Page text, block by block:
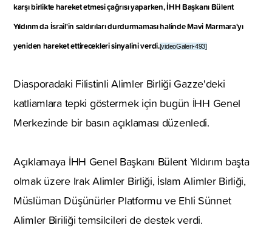
karşı birlikte hareket etmesi çağrısı yaparken, İHH Başkanı Bülent
Yıldırım da İsrail'in saldırıları durdurmaması halinde Mavi Marmara'yı
yeniden hareket ettirecekleri sinyalini verdi.[videoGaleri-493]
Diasporadaki Filistinli Alimler Birliği Gazze'deki
katliamlara tepki göstermek için bugün İHH Genel
Merkezinde bir basın açıklaması düzenledi.
Açıklamaya İHH Genel Başkanı Bülent Yıldırım başta
olmak üzere Irak Alimler Birliği, İslam Alimler Birliği,
Müslüman Düşünürler Platformu ve Ehli Sünnet
Alimler Biriliği temsilcileri de destek verdi.